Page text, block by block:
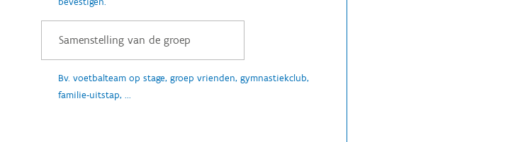
Bv. voetbalteam op stage, groep vrienden, gymnastiekclub,
familie-uitstap, ...